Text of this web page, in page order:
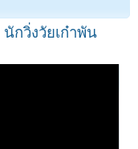
นักวิ่งวัยเก๋าพัน